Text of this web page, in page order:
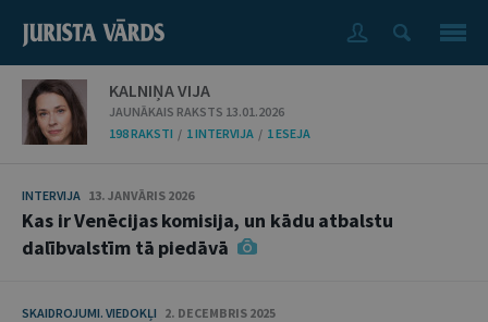
KALNIŅA VIJA
JAUNĀKAIS RAKSTS 13.01.2026
198 RAKSTI / 1 INTERVIJA / 1 ESEJA
INTERVIJA 13. JANVĀRIS 2026
Kas ir Venēcijas komisija, un kādu atbalstu
dalībvalstīm tā piedāvā
SKAIDROJUMI. VIEDOKĻI 2. DECEMBRIS 2025